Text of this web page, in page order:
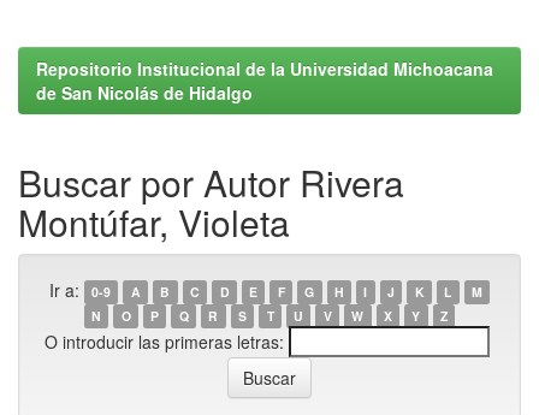
Repositorio Institucional de la Universidad Michoacana
de San Nicolás de Hidalgo
Buscar por Autor Rivera
Montúfar, Violeta
Ir a: 0-9 A B C D E F G H I J K L
M
N
O P Q R S T U V W X Y Z
O introducir las primeras letras: